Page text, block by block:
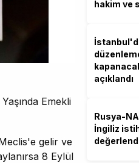
Emekli
gelir ve
8 Eylül
hakim ve
açıklandı
Rusya-
İngiliz